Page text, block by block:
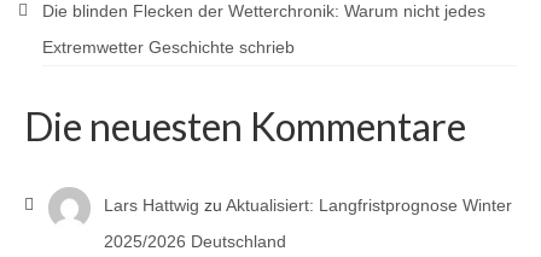
Die blinden Flecken der Wetterchronik: Warum nicht jedes
Extremwetter Geschichte schrieb
Die neuesten Kommentare
Lars Hattwig zu Aktualisiert: Langfristprognose Winter
2025/2026 Deutschland